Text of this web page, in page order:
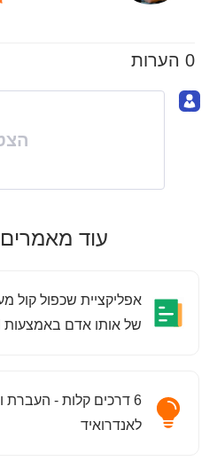
0 הערות
עוד
אפליקציית שכפול קול
של אותו אדם באמצעות AI
6 דרכים קלות - העברת
לאנדרואיד